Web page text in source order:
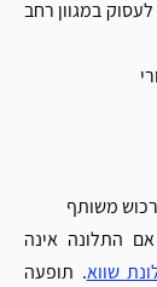
משותף
שווא